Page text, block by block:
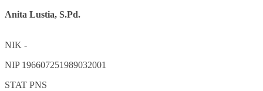
Anita Lustia, S.Pd.
NIK -
NIP 196607251989032001
STAT PNS